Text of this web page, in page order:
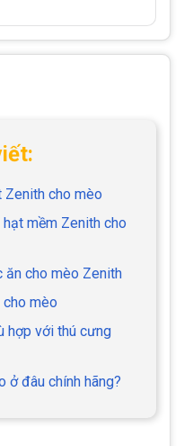
Zenith cho mèo
mềm Zenith cho
ăn cho mèo Zenith
mèo
hợp với thú cưng
ở đâu chính hãng?